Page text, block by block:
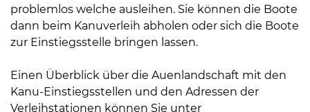
problemlos welche ausleihen. Sie können die Boote
dann beim Kanuverleih abholen oder sich die Boote
zur Einstiegsstelle bringen lassen.
Einen Überblick über die Auenlandschaft mit den
Kanu-Einstiegsstellen und den Adressen der
Verleihstationen können Sie unter